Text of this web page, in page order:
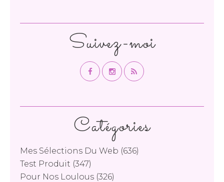
Catégories
Mes Sélections Du Web (636)
Test Produit (347)
Pour Nos Loulous (326)
Suivez-moi